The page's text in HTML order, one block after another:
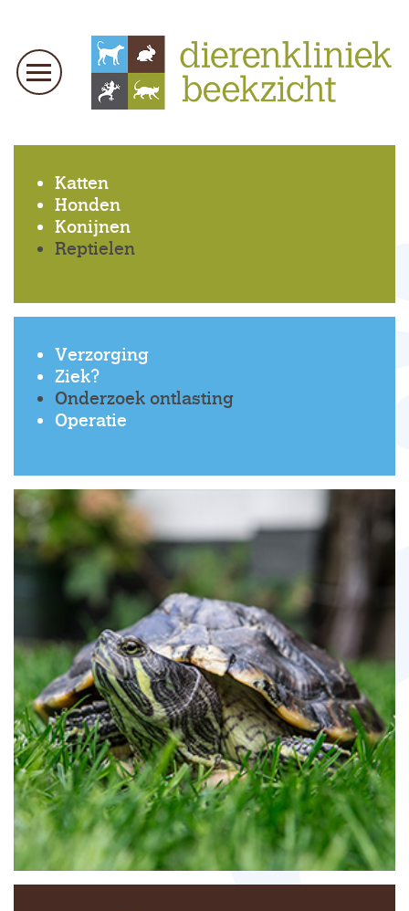
Katten
Honden
Konijnen
Reptielen
Verzorging
Ziek?
Onderzoek ontlasting
Operatie